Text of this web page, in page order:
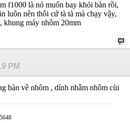
f1000 là nó muốn bay khỏi bàn rồi,
luôn nên thôi cứ tà tà mà chạy vậy,
khung máy nhôm 20mm
PM
bàn về nhôm , dính nhằm nhôm cùi